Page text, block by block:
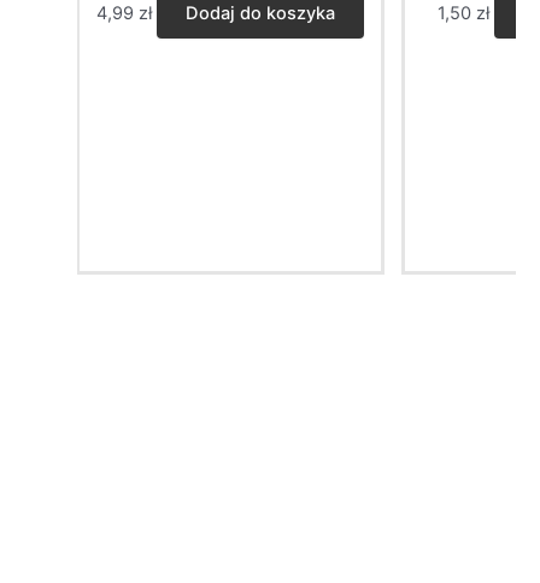
4,99 zł Dodaj do koszyka 1,50 zł